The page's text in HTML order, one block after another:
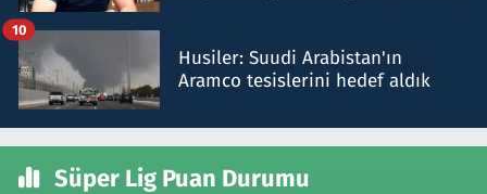
Husiler: Suudi Arabistan'ın
Aramco tesislerini hedef aldık
10
Süper Lig Puan Durumu